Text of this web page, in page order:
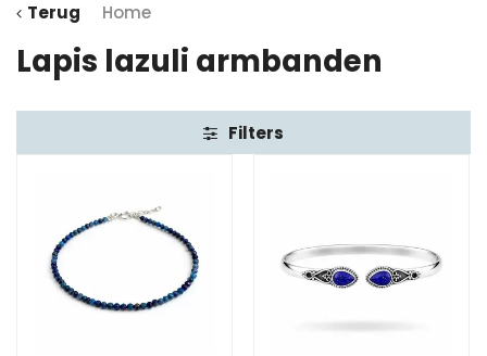
Terug Home
Lapis lazuli armbanden
Filters